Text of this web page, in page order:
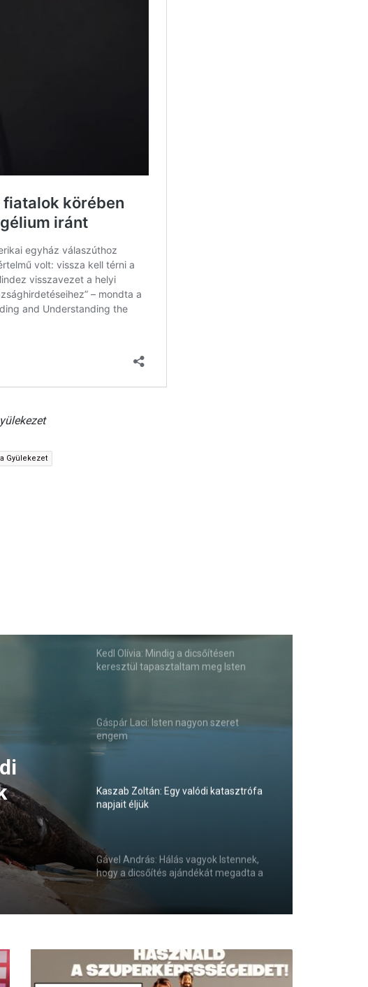
Gyülekezet
Kedl Olívia: Mindig a dicsőítésen
keresztül tapasztaltam meg Isten
Gáspár Laci: Isten nagyon szeret
engem
Kaszab Zoltán: Egy valódi katasztrófa
napjait éljük
Gável András: Hálás vagyok Istennek,
hogy a dicsőítés ajándékát megadta a